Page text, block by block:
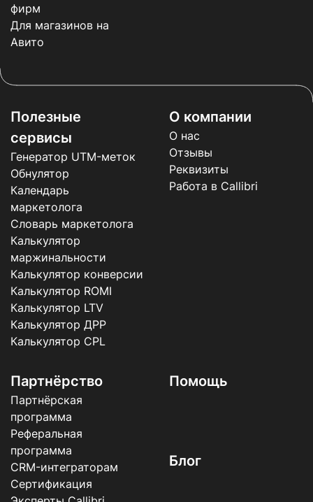
фирм
Для магазинов на
Авито
Полезные
сервисы
Генератор UTM-меток
Обнулятор
Календарь
маркетолога
Словарь маркетолога
Калькулятор
маржинальности
Калькулятор конверсии
Калькулятор ROMI
Калькулятор LTV
Калькулятор ДРР
Калькулятор CPL
Блог
Помощь
О компании
О нас
Отзывы
Реквизиты
Работа в Callibri
Партнёрство
Партнёрская
программа
Реферальная
программа
CRM-интеграторам
Сертификация